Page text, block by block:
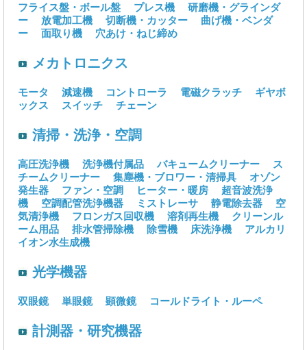
フライス盤・ボール盤 プレス機
研磨機・グラインダ
ー
放電加工機 切断機・カッター
曲げ機・ベンダ
ー
面取り機 穴あけ・ねじ締め
メカトロニクス
モータ 減速機 コントローラ 電磁クラッチ
ギヤボ
ックス
スイッチ チェーン
清掃・洗浄・空調
高圧洗浄機 洗浄機付属品 バキュームクリーナー
ス
チームクリーナー
集塵機・ブロワー・清掃具
オゾン
発生器
ファン・空調 ヒーター・暖房
超音波洗浄
機
空調配管洗浄機器 ミストレーサ 静電除去器
空
気清浄機
フロンガス回収機 溶剤再生機
クリーンル
ーム用品
排水管掃除機 除雪機 床洗浄機
アルカリ
イオン水生成機
光学機器
双眼鏡 単眼鏡 顕微鏡 コールドライト・ルーペ
計測器・研究機器